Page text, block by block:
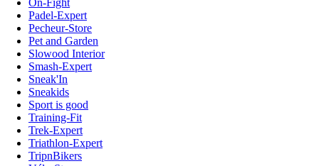
On-Fight
Padel-Expert
Pecheur-Store
Pet and Garden
Slowood Interior
Smash-Expert
Sneak'In
Sneakids
Sport is good
Training-Fit
Trek-Expert
Triathlon-Expert
TripnBikers